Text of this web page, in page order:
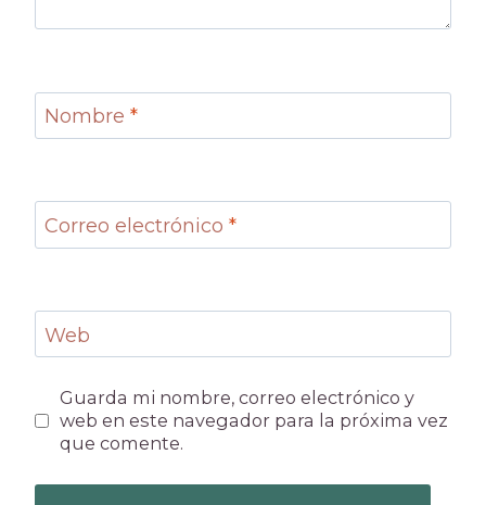
Nombre *
Correo electrónico *
Web
Guarda mi nombre, correo electrónico y
web en este navegador para la próxima vez
que comente.